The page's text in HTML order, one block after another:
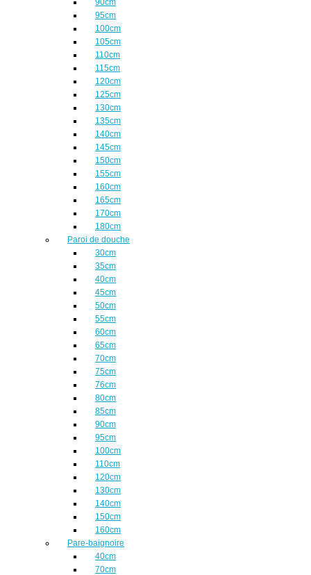
95cm
100cm
105cm
110cm
115cm
120cm
125cm
130cm
135cm
140cm
145cm
150cm
155cm
160cm
165cm
170cm
180cm
Paroi de douche
30cm
35cm
40cm
45cm
50cm
55cm
60cm
65cm
70cm
75cm
76cm
80cm
85cm
90cm
95cm
100cm
110cm
120cm
130cm
140cm
150cm
160cm
Pare-baignoire
40cm
70cm